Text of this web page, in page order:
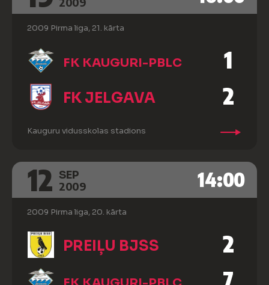
2009 Pirma liga, 21. kārta
FK KAUGURI-PBLC 1
FK JELGAVA 2
Kauguru vidusskolas stadions
12 SEP 14:00
2009
2009 Pirma liga, 20. kārta
PREIĻU BJSS 2
7